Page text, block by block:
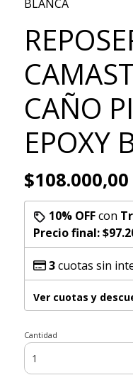
BLANCA
CAÑO
EPOXY
$108.000,00
10% OFFcon
Precio final:
3cuotas sin
Ver cuotas y
Cantidad